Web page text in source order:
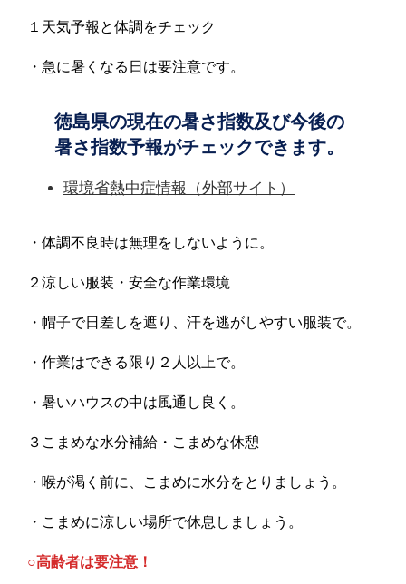
１天気予報と体調をチェック
・急に暑くなる日は要注意です。
徳島県の現在の暑さ指数及び今後の
暑さ指数予報がチェックできます。
環境省熱中症情報（外部サイト）
・体調不良時は無理をしないように。
２涼しい服装・安全な作業環境
・帽子で日差しを遮り、汗を逃がしやすい服装で。
・作業はできる限り２人以上で。
・暑いハウスの中は風通し良く。
３こまめな水分補給・こまめな休憩
・喉が渇く前に、こまめに水分をとりましょう。
・こまめに涼しい場所で休息しましょう。
○高齢者は要注意！